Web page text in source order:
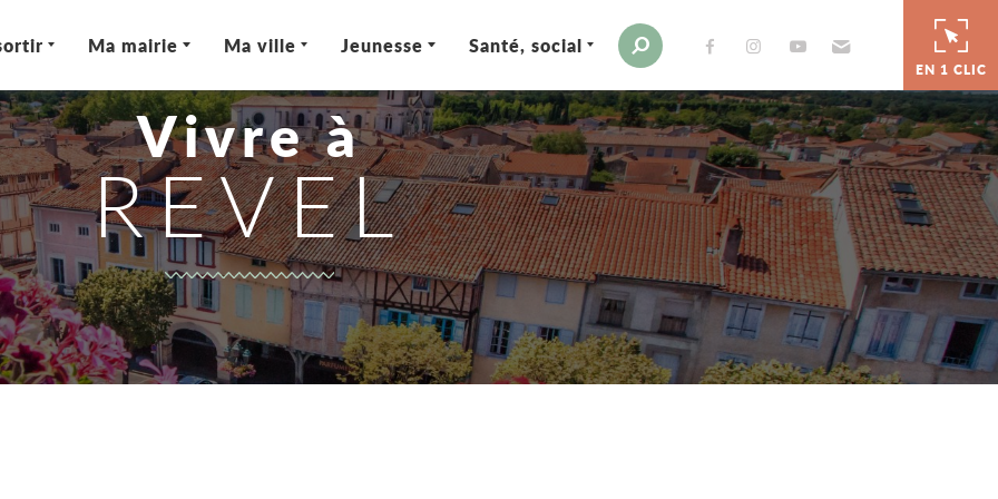
EN 1 CLIC
Moteur de recherche
Ma mairie Ma ville Jeunesse Santé, social Envoyer par e-mail
Vivre à
REVEL